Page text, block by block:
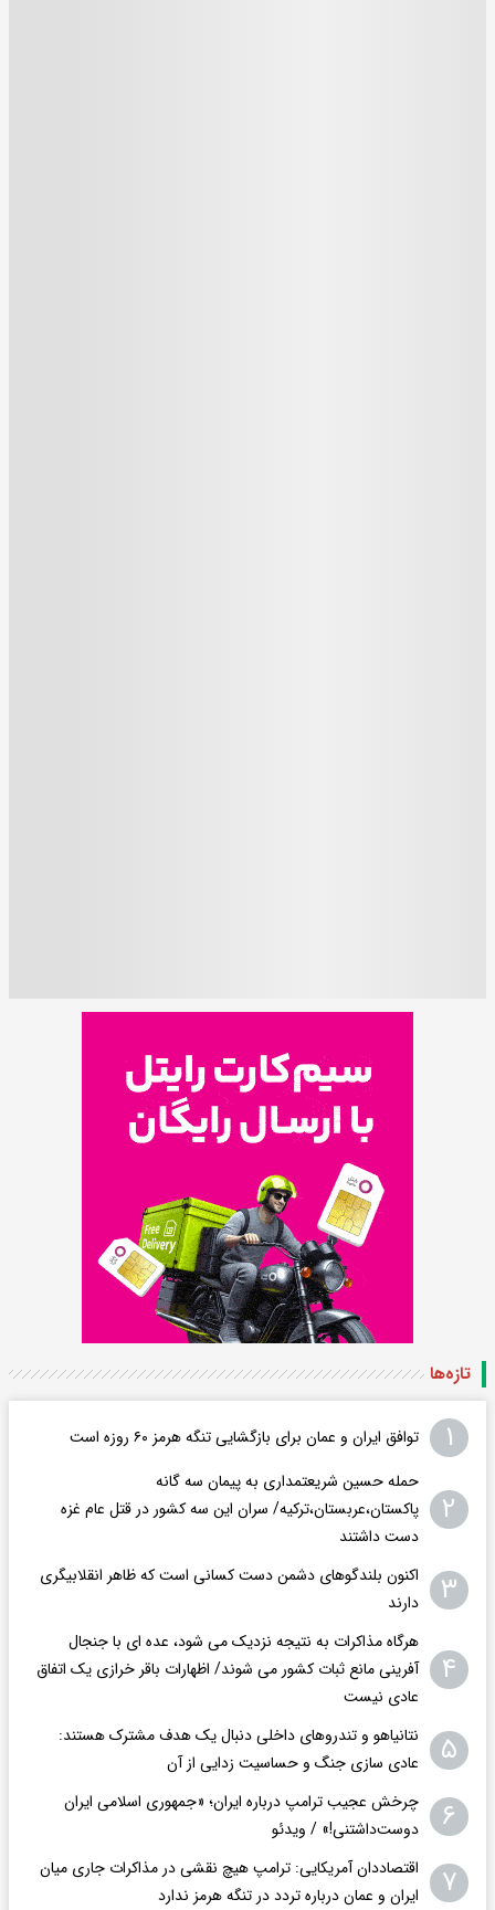
تازه‌ها
۱ توافق ایران و عمان برای بازگشایی تنگه هرمز ۶۰ روزه است
۲
حمله حسین شریعتمداری به پیمان سه گانه
پاکستان،عربستان،ترکیه/ سران این سه کشور در قتل عام غزه
دست داشتند
۳
اکنون بلندگوهای دشمن دست کسانی است که ظاهر انقلابیگری
دارند
۴
هرگاه مذاکرات به نتیجه نزدیک می شود، عده ای با جنجال
آفرینی مانع ثبات کشور می شوند/ اظهارات باقر خرازی یک اتفاق
عادی نیست
۵
نتانیاهو و تندروهای داخلی دنبال یک هدف مشترک هستند:
عادی سازی جنگ و حساسیت زدایی از آن
۶
چرخش عجیب ترامپ درباره ایران؛ «جمهوری اسلامی ایران
دوست‌داشتنی!» / ویدئو
۷
اقتصاددان آمریکایی: ترامپ هیچ نقشی در مذاکرات جاری میان
ایران و عمان درباره تردد در تنگه هرمز ندارد